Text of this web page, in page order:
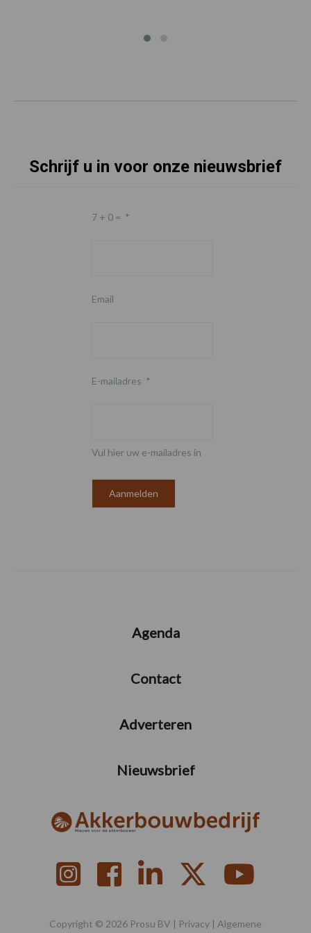
Schrijf u in voor onze nieuwsbrief
7 + 0 = *
Email
E-mailadres *
Vul hier uw e-mailadres in
Agenda
Contact
Adverteren
Nieuwsbrief
Copyright © 2026 Prosu BV | Privacy | Algemene